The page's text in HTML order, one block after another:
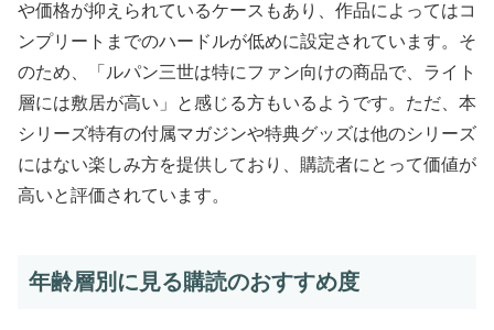
や価格が抑えられているケースもあり、作品によってはコ
ンプリートまでのハードルが低めに設定されています。そ
のため、「ルパン三世は特にファン向けの商品で、ライト
層には敷居が高い」と感じる方もいるようです。ただ、本
シリーズ特有の付属マガジンや特典グッズは他のシリーズ
にはない楽しみ方を提供しており、購読者にとって価値が
高いと評価されています。
年齢層別に見る購読のおすすめ度